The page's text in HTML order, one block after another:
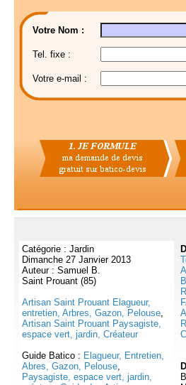
Votre Nom :
Tel. fixe :
Votre e-mail :
Catégorie : Jardin
Dimanche 27 Janvier 2013
Auteur : Samuel B.
Saint Prouant (85)
Artisan Saint Prouant Elagueur,
entretien, Arbres, Gazon, Pelouse,
Artisan Saint Prouant Paysagiste,
espace vert, jardin, Créateur
Guide Batico : Elagueur, Entretien,
Abres, Gazon, Pelouse,
Paysagiste, espace vert, jardin,